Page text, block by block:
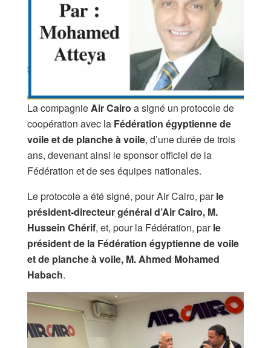
La compagnieAir Cairo a signé un protocole de
coopération avec la Fédération égyptienne de
voile et de planche à voile, d’une durée de trois
ans, devenant ainsi le sponsor officiel de la
Fédération et de ses équipes nationales.
Le protocole a été signé, pour Air Cairo, parle
président-directeur général d’Air Cairo, M.
Hussein Chérif, et, pour la Fédération, parle
président de la Fédération égyptienne de voile
et de planche à voile, M. Ahmed Mohamed
Habach.